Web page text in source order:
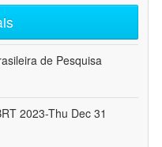
de Pesquisa
2023-Thu Dec 31